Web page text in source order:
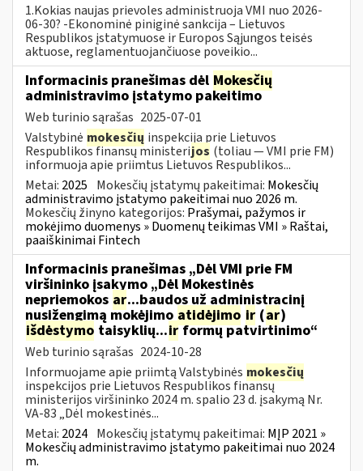
1.Kokias naujas prievoles administruoja VMI nuo 2026-
06-30? -Ekonominė piniginė sankcija – Lietuvos
Respublikos įstatymuose ir Europos Sąjungos teisės
aktuose, reglamentuojančiuose poveikio...
Informacinis pranešimas dėl Mokesčių
administravimo įstatymo pakeitimo
Web turinio sąrašas 2025-07-01
Valstybinė mokesčių inspekcija prie Lietuvos
Respublikos finansų ministerijos (toliau — VMI prie FM)
informuoja apie priimtus Lietuvos Respublikos...
Metai: 2025 Mokesčių įstatymų pakeitimai: Mokesčių
administravimo įstatymo pakeitimai nuo 2026 m.
Mokesčių žinyno kategorijos: Prašymai, pažymos ir
mokėjimo duomenys » Duomenų teikimas VMI » Raštai,
paaiškinimai Fintech
Informacinis pranešimas „Dėl VMI prie FM
viršininko įsakymo „Dėl Mokestinės
nepriemokos ar...baudos už administracinį
nusižengimą mokėjimo atidėjimo ir (ar)
išdėstymo taisyklių...irformų patvirtinimo“
Web turinio sąrašas 2024-10-28
Informuojame apie priimtą Valstybinės mokesčių
inspekcijos prie Lietuvos Respublikos finansų
ministerijos viršininko 2024 m. spalio 23 d. įsakymą Nr.
VA-83 „Dėl mokestinės...
Metai: 2024 Mokesčių įstatymų pakeitimai: MĮP 2021 »
Mokesčių administravimo įstatymo pakeitimai nuo 2024
m.